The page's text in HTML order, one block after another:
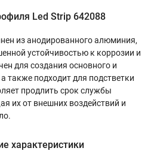
Led Strip 642088
из анодированного алюминия,
устойчивостью к коррозии и
для создания основного и
также подходит для подстветки
продлить срок службы
их от внешних воздействий и
характеристики